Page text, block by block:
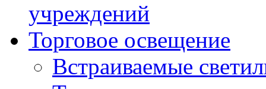
учреждений
Торговое освещение
Встраиваемые